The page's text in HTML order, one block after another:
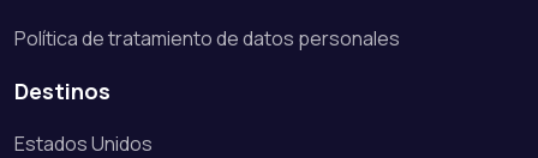
Política de tratamiento de datos personales
Destinos
Estados Unidos